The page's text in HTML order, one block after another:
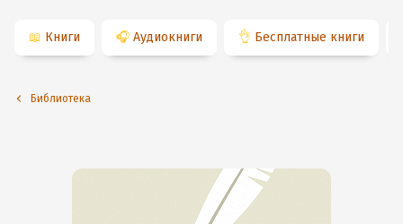
📖 Книги 🎧 Аудиокниги 👌 Бесплатные книги
Библиотека